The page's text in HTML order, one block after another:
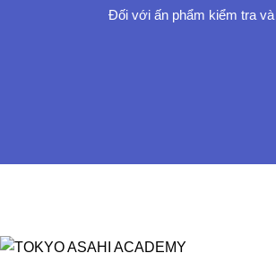
Đối với ấn phẩm kiểm tra và